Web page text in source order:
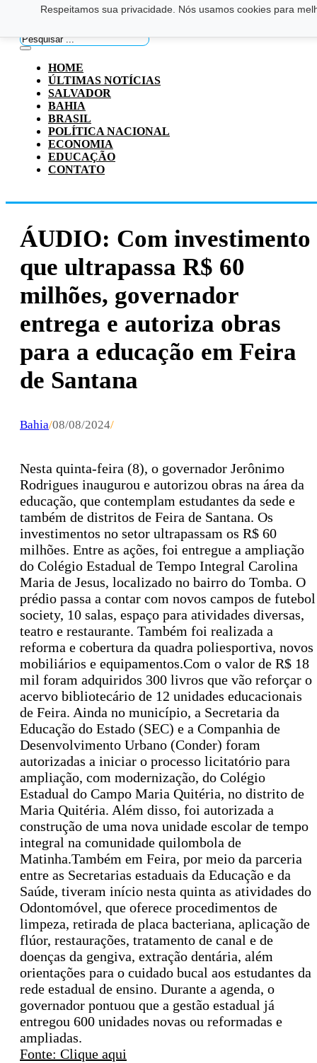
Respeitamos sua privacidade. Nós usamos cookies para
Saltar para o conteúdo principal Ir para o footer
Pesquisar
...
HOME
ÚLTIMAS NOTÍCIAS
SALVADOR
BAHIA
BRASIL
POLÍTICA NACIONAL
ECONOMIA
EDUCAÇÃO
CONTATO
ÁUDIO: Com investimento
que ultrapassa R$ 60
milhões, governador
entrega e autoriza obras
para a educação em Feira
de Santana
Bahia/08/08/2024/
Nesta quinta-feira (8), o governador Jerônimo
Rodrigues inaugurou e autorizou obras na área da
educação, que contemplam estudantes da sede e
também de distritos de Feira de Santana. Os
investimentos no setor ultrapassam os R$ 60
milhões. Entre as ações, foi entregue a ampliação
do Colégio Estadual de Tempo Integral Carolina
Maria de Jesus, localizado no bairro do Tomba. O
prédio passa a contar com novos campos de futebol
society, 10 salas, espaço para atividades diversas,
teatro e restaurante. Também foi realizada a
reforma e cobertura da quadra poliesportiva, novos
mobiliários e equipamentos.Com o valor de R$ 18
mil foram adquiridos 300 livros que vão reforçar o
acervo bibliotecário de 12 unidades educacionais
de Feira. Ainda no município, a Secretaria da
Educação do Estado (SEC) e a Companhia de
Desenvolvimento Urbano (Conder) foram
autorizadas a iniciar o processo licitatório para
ampliação, com modernização, do Colégio
Estadual do Campo Maria Quitéria, no distrito de
Maria Quitéria. Além disso, foi autorizada a
construção de uma nova unidade escolar de tempo
integral na comunidade quilombola de
Matinha.Também em Feira, por meio da parceria
entre as Secretarias estaduais da Educação e da
Saúde, tiveram início nesta quinta as atividades do
Odontomóvel, que oferece procedimentos de
limpeza, retirada de placa bacteriana, aplicação de
flúor, restaurações, tratamento de canal e de
doenças da gengiva, extração dentária, além
orientações para o cuidado bucal aos estudantes da
rede estadual de ensino. Durante a agenda, o
governador pontuou que a gestão estadual já
entregou 600 unidades novas ou reformadas e
ampliadas.
Fonte: Clique aqui